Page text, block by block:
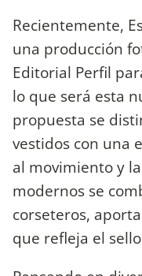
Recientemente,
una producción
Editorial Perfil
lo que será esta
propuesta se
vestidos con una
al movimiento y
modernos se
corseteros,
que refleja el